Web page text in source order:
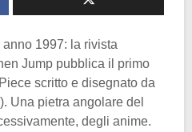
anno 1997: la rivista
Jump pubblica il primo
scritto e disegnato da
Una pietra angolare del
degli anime.